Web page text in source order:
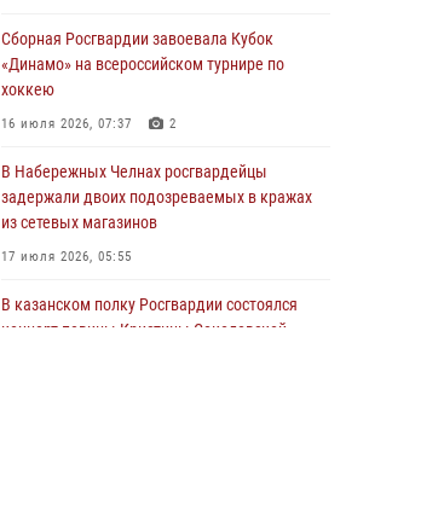
23 июля 2026, 10:22 2
В Нижнекамске сотрудники Росгвардии
задержали подозреваемого в краже
В Казани Росгвардия приняла участие в
обеспечении безопасности крестного хода и
освящения храма
Сборная Росгвардии завоевала Кубок
«Динамо» на всероссийском турнире по
хоккею
16 июля 2026, 07:37 2
В Набережных Челнах росгвардейцы
задержали двоих подозреваемых в кражах
из сетевых магазинов
17 июля 2026, 05:55
В казанском полку Росгвардии состоялся
концерт певицы Кристины Соколовской